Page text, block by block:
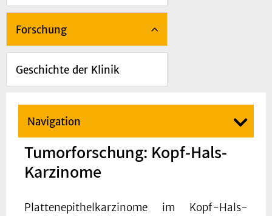
Forschung
Geschichte der Klinik
Navigation
Tumorforschung: Kopf-Hals-
Karzinome
Plattenepithelkarzinome im Kopf-Hals-